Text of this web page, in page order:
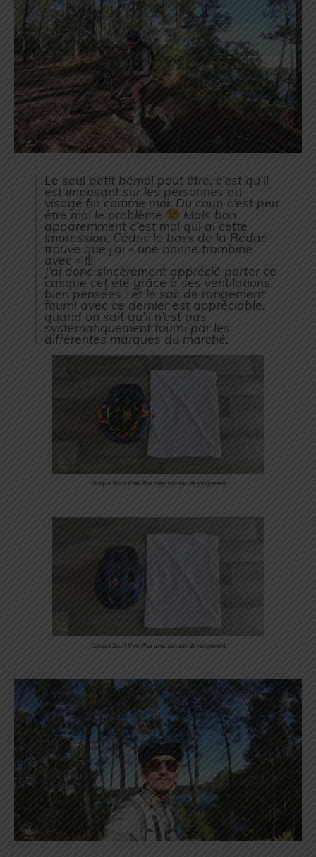
Le seul petit bémol peut être, c’est qu’il
est imposant sur les personnes au
visage fin comme moi. Du coup c’est peu
être moi le problème Mais bon
apparemment c’est moi qui ai cette
impression, Cédric le boss de la Rédac
trouve que j’ai « une bonne trombine
avec » !!!
J’ai donc sincèrement apprécié porter ce
casque cet été grâce à ses ventilations
bien pensées ; et le sac de rangement
fourni avec ce dernier est appréciable,
quand on sait qu’il n’est pas
systématiquement fourni par les
différentes marques du marché.
Casque Scott Vivo Plus avec son sac de rangement
Casque Scott Vivo Plus avec son sac de rangement